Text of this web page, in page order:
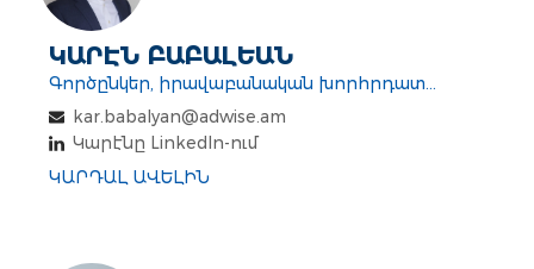
ԿԱՐԷՆ ԲԱԲԱԼԵԱՆ
Գործընկեր, իրավաբանական խորհրդատվություն
kar.babalyan@adwise.am
Կարէնը LinkedIn-ում
ԿԱՐԴԱԼ ԱՎԵԼԻՆ